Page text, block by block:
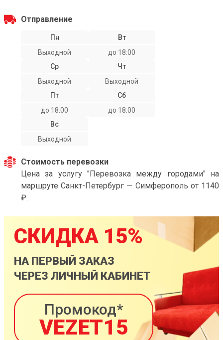
Отправление
Пн
Выходной
Вт
до 18:00
Ср
Выходной
Чт
Выходной
Пт
до 18:00
Сб
до 18:00
Вс
Выходной
Стоимость перевозки
Цена за услугу "Перевозка между городами" на
маршруте Санкт-Петербург — Симферополь от 1140
₽.
СКИДКА 15%
НА ПЕРВЫЙ ЗАКАЗ
ЧЕРЕЗ ЛИЧНЫЙ КАБИНЕТ
Промокод*
VEZET15